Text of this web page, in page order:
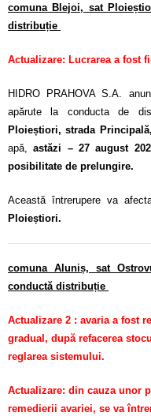
comuna Blejoi, sat
distribuție
Actualizare: Lucrarea a fost
HIDRO PRAHOVA S.A.
apărute la conducta de
Ploieștiori, strada Principală,
apă,
astăzi – 27 august
posibilitate de prelungire.
Această întrerupere va
Ploieștiori.
comuna Aluniș, sat
conductă distribuție
Actualizare 2 : avaria a fost
gradual, după refacerea
reglarea sistemului.
Actualizare: din cauza unor
remedierii avariei, se va